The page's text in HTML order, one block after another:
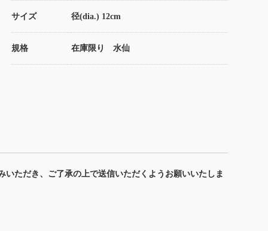
サイズ 径(dia.) 12cm
規格 在庫限り 水仙
ただき、ご了承の上で送信いただくようお願いいたしま